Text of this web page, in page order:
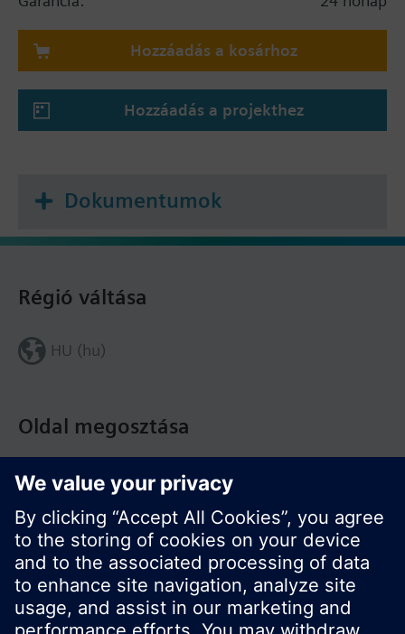
Hozzáadás a kosárhoz
Hozzáadás a projekthez
Dokumentumok
Oldal megosztása
Régió váltása
HU (hu)